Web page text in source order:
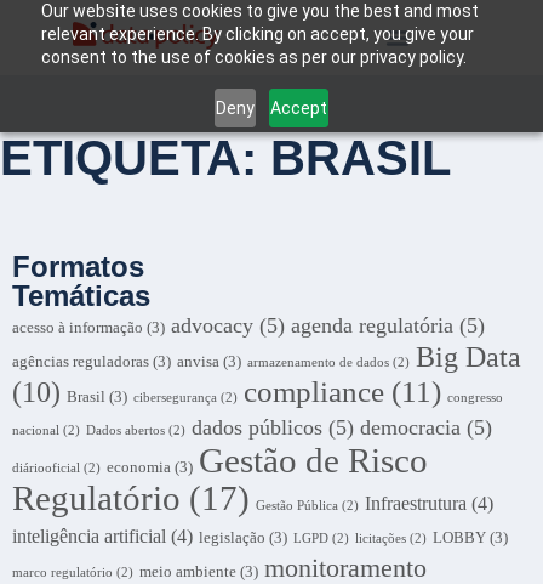
Our website uses cookies to give you the best and most
relevant experience. By clicking on accept, you give your
consent to the use of cookies as per our privacy policy.
Deny Accept
ETIQUETA: BRASIL
Formatos
Temáticas
acesso à informação (3) advocacy (5) agenda regulatória (5)
agências reguladoras (3) anvisa (3) armazenamento de dados (2) Big Data
(10) Brasil (3) cibersegurança (2) compliance (11) congresso
nacional (2) Dados abertos (2) dados públicos (5) democracia (5)
diáriooficial (2) economia (3) Gestão de Risco
Regulatório (17) Gestão Pública (2) Infraestrutura (4)
inteligência artificial (4) legislação (3) LGPD (2) licitações (2) LOBBY (3)
marco regulatório (2) meio ambiente (3) monitoramento